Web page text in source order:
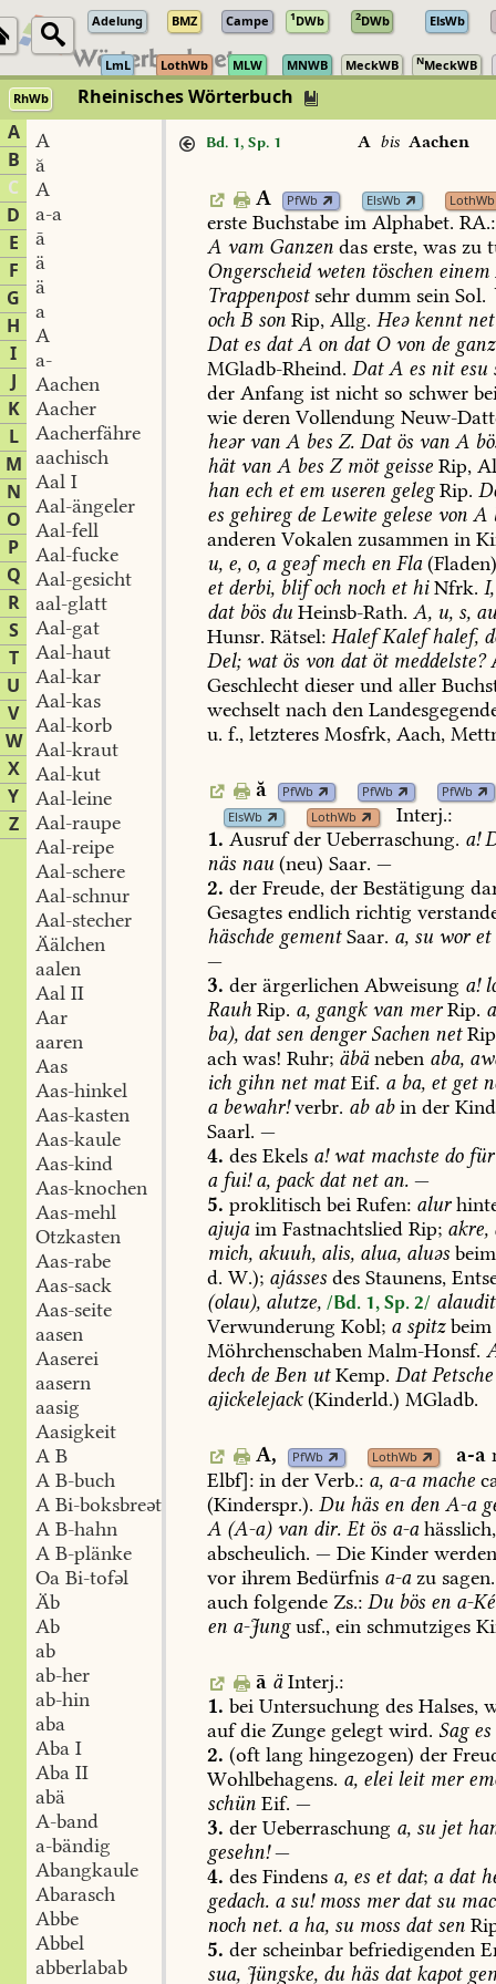
Adelung BMZ Campe 1DWb 2DWb ElsWb
LmL LothWb MLW MNWB MeckWB NMeckWB
RhWb
Rheinisches Wörterbuch
A
B
C
D
E
F
G
H
I
J
K
L
M
N
O
P
Q
R
S
T
U
V
W
X
Y
Z
A
ă
A
a-a
ā
ä
ä
a
A
a-
Aachen
Aacher
Aacherfähre
aachisch
Aal I
Aal-ängeler
Aal-fell
Aal-fucke
Aal-gesicht
aal-glatt
Aal-gat
Aal-haut
Aal-kar
Aal-kas
Aal-korb
Aal-kraut
Aal-kut
Aal-leine
Aal-raupe
Aal-reipe
Aal-schere
Aal-schnur
Aal-stecher
Äälchen
aalen
Aal II
Aar
aaren
Aas
Aas-hinkel
Aas-kasten
Aas-kaule
Aas-kind
Aas-knochen
Aas-mehl
Otzkasten
Aas-rabe
Aas-sack
Aas-seite
aasen
Aaserei
aasern
aasig
Aasigkeit
A B
A B-buch
A Bi-boksbreət
A B-hahn
A B-plänke
Oa Bi-tofəl
Äb
Ab
ab
ab-her
ab-hin
aba
Aba I
Aba II
abä
A-band
a-bändig
Abangkaule
Abarasch
Abbe
Abbel
abberlabab
Bd. 1, Sp. 1 A bis Aachen
A PfWb ElsWb LothWb
erste Buchstabe im Alphabet. RA.:
A vam Ganzen das erste, was zu
Ongerscheidweten töschen einem
Trappenpostsehr dumm sein Sol.
och B son Rip, Allg. Heəkenntnet
Dates datA on datOvon de
MGladb-Rheind. DatA es nitesu
der Anfang ist nicht so schwer
wie deren Vollendung Neuw-
heərvan A bes Z. Datös van A
hätvan A bes Zmötgeisse Rip,
han ech etem useren gelegRip.
es gehiregde Lewite gelese von A
anderen Vokalen zusammen in
u, e, o, ageəfmech en Fla
etderbi, blifoch noch ethiNfrk. I,
datbös du Heinsb-Rath. A, u, s,
Hunsr. Rätsel: HalefKalefhalef,
Del;watös von datötmeddelste?
Geschlecht dieser und aller
wechselt nach den
u. f., letzteres Mosfrk, Aach,
ă PfWb PfWb
PfWb
ElsWb
LothWb
Interj.:
1. Ausrufder Ueberraschung. a!
näs nau (neu) Saar. —
2. der Freude, der Bestätigung
Gesagtes endlich richtig
häschde gementSaar. a, su woret
—
3. der ärgerlichen Abweisung a!
Rauh Rip. a, gangkvan merRip. a
ba), datsen dengerSachen net
ach was! Ruhr; äbäneben aba,
ich gihn netmatEif. aba, etget
abewahr!verbr. ababin der
Saarl. —
4. des Ekels a!watmachste dofür
afui!a, packdatnetan. —
5. proklitisch bei Rufen: alur
ajujaim Fastnachtslied Rip; akre,
mich, akuuh, alis, alua, aluəs beim
d. W.); ajásses des Staunens,
(olau), alutze, /Bd. 1, Sp. 2/
Verwunderung Kobl; aspitzbeim
Möhrchenschaben Malm-Honsf.
dech de Ben ut Kemp. DatPetsche
ajickelejack(Kinderld.) MGladb.
A, PfWb LothWb a-a
Elbf]: in der Verb.: a, a-amache
(Kinderspr.). Du häs en den A-a
A (A-a)van dir. Etös a-ahässlich,
abscheulich. — Die Kinder
vor ihrem Bedürfnis a-azu sagen.
auch folgende Zs.: Du bös en a-
en a-Jungusf., ein schmutziges
ā äInterj.:
1. bei Untersuchung des Halses,
aufdie Zunge gelegt wird. Sages
2. (oft lang hingezogen) der
Wohlbehagens. a, eleileitmer
schün Eif. —
3. der Ueberraschung a, su jet
gesehn!—
4. des Findens a, es etdat; adat
gedach. asu!moss merdatsu
noch net. aha, su moss datsen
5. der scheinbar befriedigenden
sua, Jüngske, du häs datkapot